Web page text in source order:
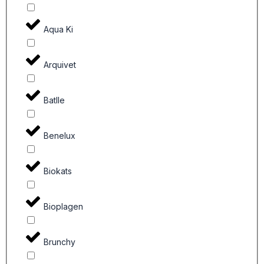
Aqua Ki
Arquivet
Batlle
Benelux
Biokats
Bioplagen
Brunchy